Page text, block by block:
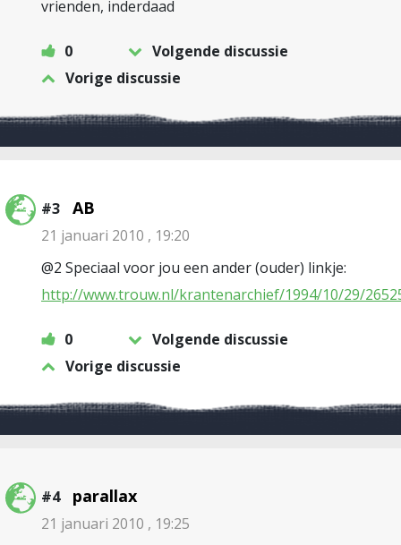
vrienden, inderdaad
0
Volgende discussie
Vorige discussie
#3 AB
21 januari 2010 , 19:20
@2 Speciaal voor jou een ander (ouder) linkje:
http://www.trouw.nl/krantenarchief/1994/10/29/
0
Volgende discussie
Vorige discussie
#4 parallax
21 januari 2010 , 19:25